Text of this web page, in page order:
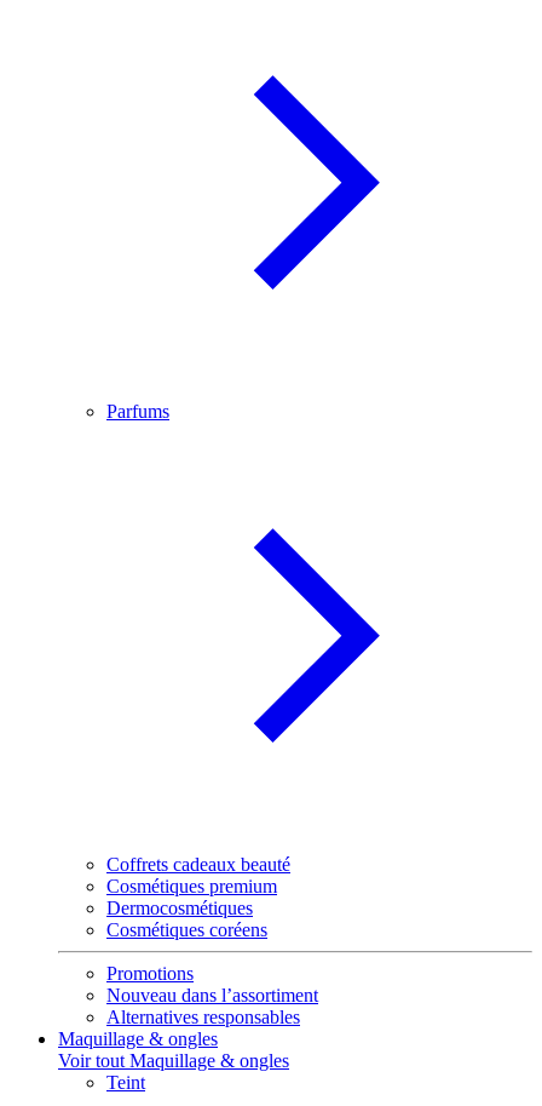
Parfums
Coffrets cadeaux beauté
Cosmétiques premium
Dermocosmétiques
Cosmétiques coréens
Promotions
Nouveau dans l’assortiment
Alternatives responsables
Maquillage & ongles
Voir tout Maquillage & ongles
Teint